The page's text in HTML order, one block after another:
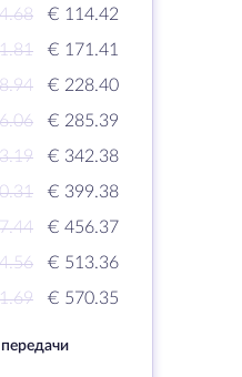
€ 114.42
€ 171.41
€ 228.40
€ 285.39
€ 342.38
€ 399.38
€ 456.37
€ 513.36
€ 570.35